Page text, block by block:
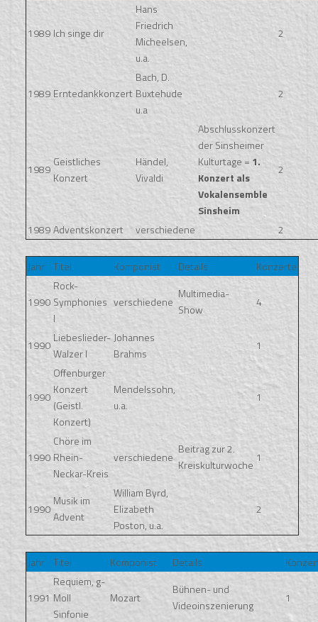
1989 Ich singe dir
Hans
Friedrich
Micheelsen,
u.a.
2
1989 Erntedankkonzert
Bach, D.
Buxtehude
u.a
2
1989
Geistliches
Konzert
Händel,
Vivaldi
Abschlusskonzert
der Sinsheimer
Kulturtage = 1.
Konzert als
Vokalensemble
Sinsheim
2
1989 Adventskonzert verschiedene 2
Jahr Titel Komponist Details Konzerte
1990
Rock-
Symphonies
I
verschiedene
Multimedia-
Show
4
1990
Liebeslieder-
Walzer I
Johannes
Brahms
1
1990
Offenburger
Konzert
(Geistl.
Konzert)
Mendelssohn,
u.a.
1
1990
Chöre im
Rhein-
Neckar-Kreis
verschiedene
Beitrag zur 2.
Kreiskulturwoche
1
1990
Musik im
Advent
William Byrd,
Elizabeth
Poston, u.a.
2
Jahr Titel Komponist Details
1991
Requiem, g-
Moll
Sinfonie
Mozart
Bühnen- und
Videoinszenierung
1